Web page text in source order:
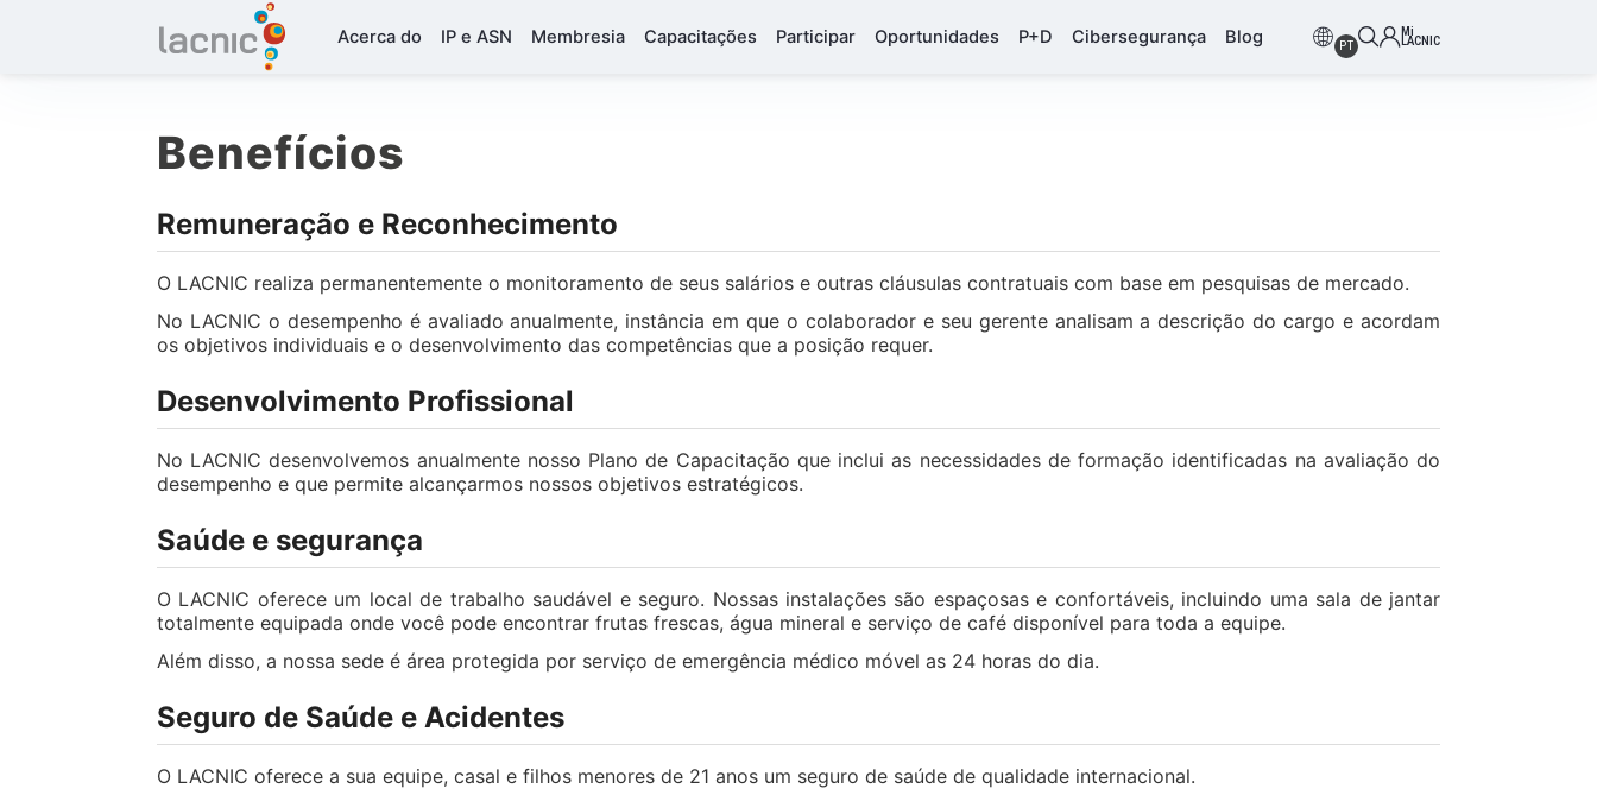
Acerca do IP e ASN Membresia Capacitações Participar Oportunidades P+D Cibersegurança Blog PT
Mi
LACNIC
Benefícios
Remuneração e Reconhecimento
O LACNIC realiza permanentemente o monitoramento de seus salários e outras cláusulas contratuais com base em pesquisas de mercado.
No LACNIC o desempenho é avaliado anualmente, instância em que o colaborador e seu gerente analisam a descrição do cargo e acordam
os objetivos individuais e o desenvolvimento das competências que a posição requer.
Desenvolvimento Profissional
No LACNIC desenvolvemos anualmente nosso Plano de Capacitação que inclui as necessidades de formação identificadas na avaliação do
desempenho e que permite alcançarmos nossos objetivos estratégicos.
Saúde e segurança
O LACNIC oferece um local de trabalho saudável e seguro. Nossas instalações são espaçosas e confortáveis, incluindo uma sala de jantar
totalmente equipada onde você pode encontrar frutas frescas, água mineral e serviço de café disponível para toda a equipe.
Além disso, a nossa sede é área protegida por serviço de emergência médico móvel as 24 horas do dia.
Seguro de Saúde e Acidentes
O LACNIC oferece a sua equipe, casal e filhos menores de 21 anos um seguro de saúde de qualidade internacional.